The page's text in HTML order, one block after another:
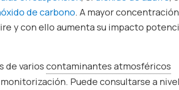
de carbono. A mayor
y con ello aumenta su impacto
de varioscontaminantes atmosféricos
Puede consultarse a nivel